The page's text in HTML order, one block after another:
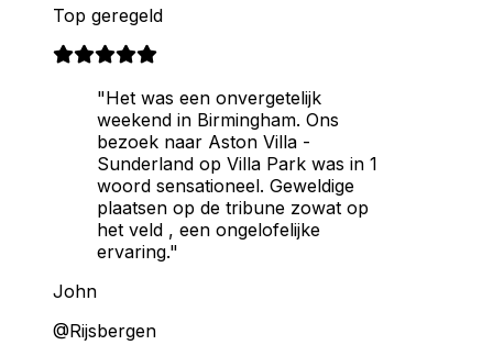
Top geregeld
"Het was een onvergetelijk
weekend in Birmingham. Ons
bezoek naar Aston Villa -
Sunderland op Villa Park was in 1
woord sensationeel. Geweldige
plaatsen op de tribune zowat op
het veld , een ongelofelijke
ervaring."
John
@Rijsbergen